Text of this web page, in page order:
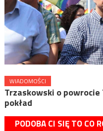
WIADOMOŚCI
Trzaskowski o
pokład
PODOBA CI SIĘ TO CO